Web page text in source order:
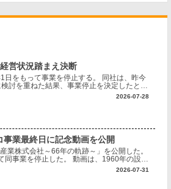
営状況踏まえ決断
をもって事業を停止する。 同社は、昨今
討を重ねた結果、事業停止を決定したとし
限にとどめられるよう、最後まで対応に努
2026-07-28
事業最終日に記念動画を公開
業株式会社～66年の軌跡～」を公開した。
同事業を停止した。 動画は、1960年の設立
2026-07-31